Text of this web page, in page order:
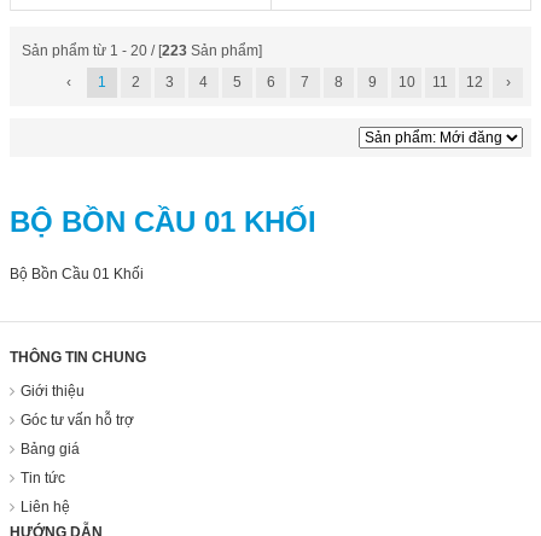
Sản phẩm từ 1 - 20 / [223 Sản phẩm]
‹
1 2 3 4 5 6 7 8 9 10 11 12 ›
BỘ BỒN CẦU 01 KHỐI
Bộ Bồn Cầu 01 Khối
THÔNG TIN CHUNG
Giới thiệu
Góc tư vấn hỗ trợ
Bảng giá
Tin tức
Liên hệ
HƯỚNG DẪN